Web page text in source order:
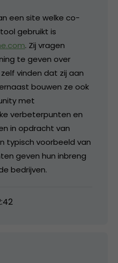
een site welke co-
gebruikt is
. Zij vragen
te geven over
vinden dat zij aan
bouwen ze ook
met
verbeterpunten en
in opdracht van
typisch voorbeeld van
geven hun inbreng
bedrijven.